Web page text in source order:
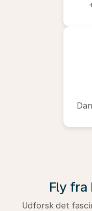
Fly fra
Udforsk det